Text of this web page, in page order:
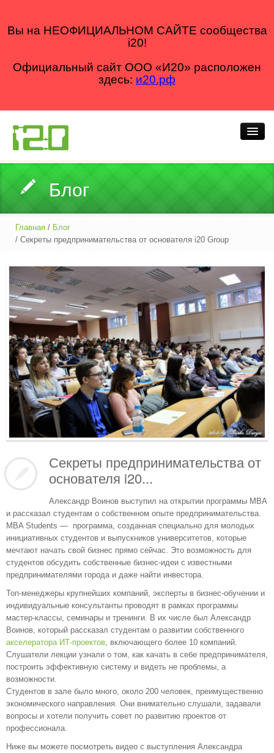
Вы на НЕОФИЦИАЛЬНОМ САЙТЕ сообщества
i20!
Официальный сайт ООО «И20» расположен
здесь: и20.рф
Что делаем
Как делаем
Для кого
Блог
Главная / Блог
/ Секреты предпринимательства от основателя i20 Group
Секреты предпринимательства от
основателя i20...
Александр Воинов выступил на открытии программы MBA
и рассказал студентам о собственном опыте предпринимательства.
MBA Students ― программа, созданная специально для молодых
инициативных студентов и выпускников университетов, которые
мечтают начать свой бизнес прямо сейчас. Это возможность для
студентов обсудить собственные бизнес-идеи с известными
предпринимателями города и даже найти инвестора.
Топ-менеджеры крупнейших компаний, эксперты в бизнес-обучении и
индивидуальные консультанты проводят в рамках программы
мастер-классы, семинары и тренинги. В их числе был Александр
Воинов, который рассказал студентам о развитии собственного
акселератора ИТ-проектов , включающего более 10 компаний.
Слушатели лекции узнали о том, как качать в себе предпринимателя,
построить эффективную систему и видеть не проблемы, а
возможности.
Студентов в зале было много, около 200 человек, преимущественно
экономического направления. Они внимательно слушали, задавали
вопросы и хотели получить совет по развитию проектов от
профессионала.
Ниже вы можете посмотреть видео с выступления Александра